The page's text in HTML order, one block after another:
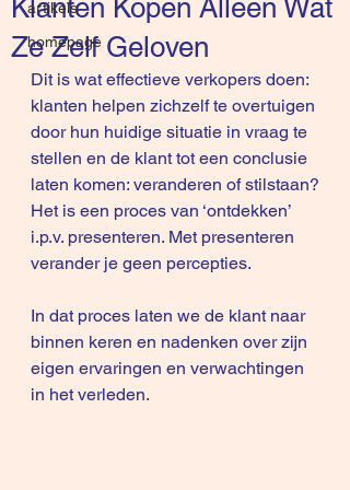
artikels
homepage
Klanten Kopen Alleen Wat
Ze Zelf Geloven
Dit is wat effectieve verkopers doen:
klanten helpen zichzelf te overtuigen
door hun huidige situatie in vraag te
stellen en de klant tot een conclusie
laten komen: veranderen of stilstaan?
Het is een proces van ‘ontdekken’
i.p.v. presenteren. Met presenteren
verander je geen percepties.
In dat proces laten we de klant naar
binnen keren en nadenken over zijn
eigen ervaringen en verwachtingen
in het verleden.